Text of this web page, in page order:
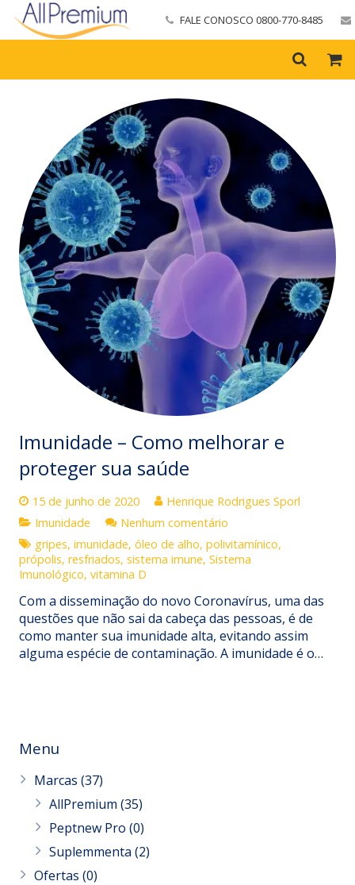
FALE CONOSCO 0800-770-8485
Imunidade – Como melhorar e
proteger sua saúde
15 de junho de 2020
Henrique Rodrigues Sporl
Imunidade
Nenhum comentário
gripes, imunidade, óleo de alho, polivitamínico,
própolis, resfriados, sistema imune, Sistema
Imunológico, vitamina D
Com a disseminação do novo Coronavírus, uma das
questões que não sai da cabeça das pessoas, é de
como manter sua imunidade alta, evitando assim
alguma espécie de contaminação. A imunidade é o…
Menu
Marcas (37)
AllPremium (35)
Peptnew Pro (0)
Suplemmenta (2)
Ofertas (0)